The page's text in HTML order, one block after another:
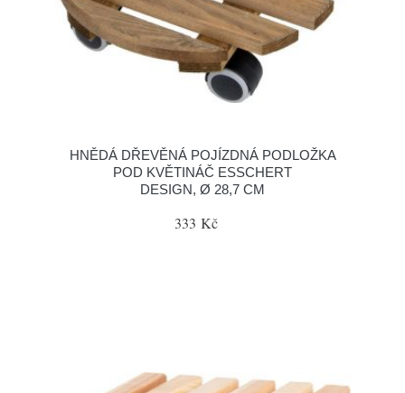
HNĚDÁ DŘEVĚNÁ POJÍZDNÁ PODLOŽKA
POD KVĚTINÁČ ESSCHERT
DESIGN, Ø 28,7 CM
333 Kč